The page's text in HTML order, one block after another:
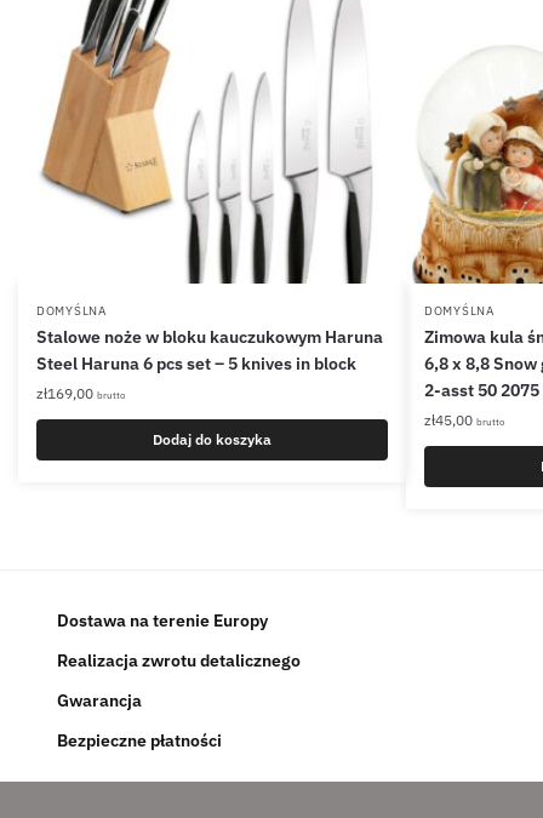
DOMYŚLNA
Stalowe noże w bloku kauczukowym Haruna
Steel Haruna 6 pcs set – 5 knives in block
zł169,00 brutto
Dodaj do koszyka
DOMYŚLNA
Zimowa kula
6,8 x 8,8
2-asst 50 2075
zł45,00 brutto
Dostawa na terenie Europy
Realizacja zwrotu detalicznego
Gwarancja
Bezpieczne płatności